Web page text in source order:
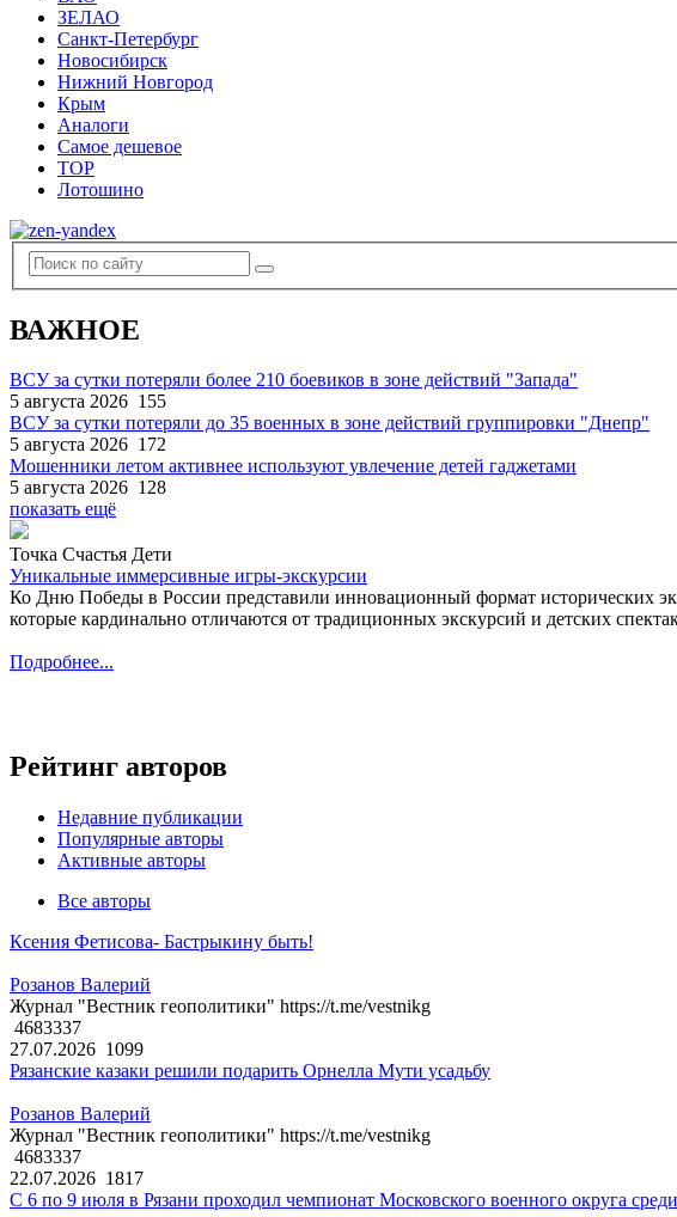
ЗЕЛАО
Санкт-Петербург
Новосибирск
Нижний Новгород
Крым
Аналоги
Самое дешевое
TOP
Лотошино
ВАЖНОЕ
ВСУ за сутки потеряли более 210 боевиков в зоне действий "Запада"
5 августа 2026 155
ВСУ за сутки потеряли до 35 военных в зоне действий группировки "Днепр"
5 августа 2026 172
Мошенники летом активнее используют увлечение детей гаджетами
5 августа 2026 128
показать ещё
Точка Счастья Дети
Уникальные иммерсивные игры-экскурсии
Ко Дню Победы в России представили инновационный формат
которые кардинально отличаются от традиционных экскурсий и детских
Подробнее...
Рейтинг авторов
Недавние публикации
Популярные авторы
Активные авторы
Все авторы
Ксения Фетисова- Бастрыкину быть!
Розанов Валерий
Журнал "Вестник геополитики" https://t.me/vestnikg
4683337
27.07.2026 1099
Рязанские казаки решили подарить Орнелла Мути усадьбу
Розанов Валерий
Журнал "Вестник геополитики" https://t.me/vestnikg
4683337
22.07.2026 1817
С 6 по 9 июля в Рязани проходил чемпионат Московского военного округа